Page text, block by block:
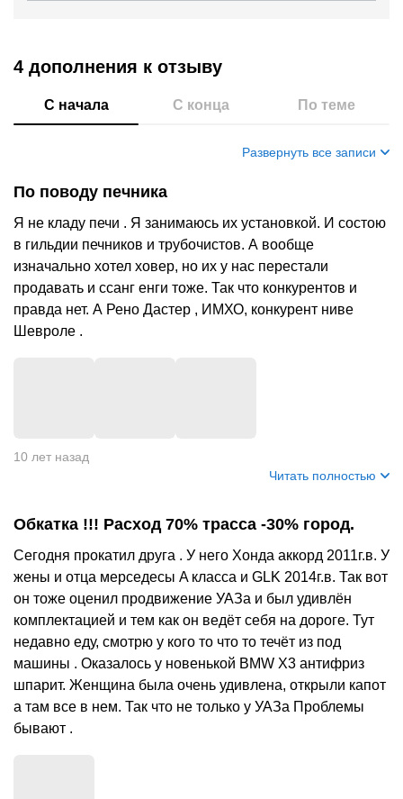
4 дополнения к отзыву
С начала С конца По теме
Развернуть все записи
По поводу печника
Я не кладу печи . Я занимаюсь их установкой. И состою
в гильдии печников и трубочистов. А вообще
изначально хотел ховер, но их у нас перестали
продавать и ссанг енги тоже. Так что конкурентов и
правда нет. А Рено Дастер , ИМХО, конкурент ниве
Шевроле .
10 лет назад
Читать полностью
Обкатка !!! Расход 70% трасса -30% город.
Сегодня прокатил друга . У него Хонда аккорд 2011г.в. У
жены и отца мерседесы A класса и GLK 2014г.в. Так вот
он тоже оценил продвижение УАЗа и был удивлён
комплектацией и тем как он ведёт себя на дороге. Тут
недавно еду, смотрю у кого то что то течёт из под
машины . Оказалось у новенькой BMW X3 антифриз
шпарит. Женщина была очень удивлена, открыли капот
а там все в нем. Так что не только у УАЗа Проблемы
бывают .